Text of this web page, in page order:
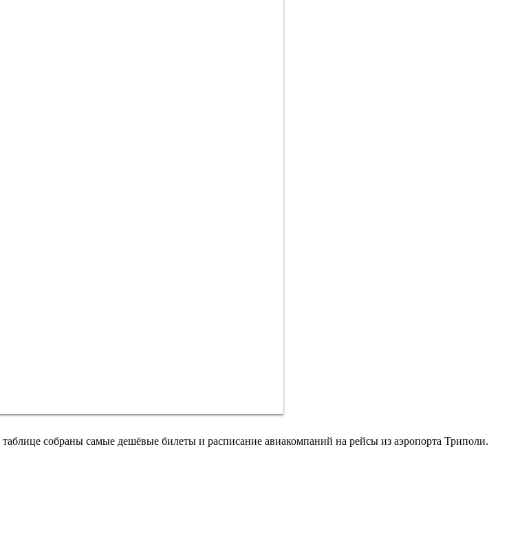
собраны самые дешёвые билеты и расписание авиакомпаний на рейсы из аэропорта Триполи.